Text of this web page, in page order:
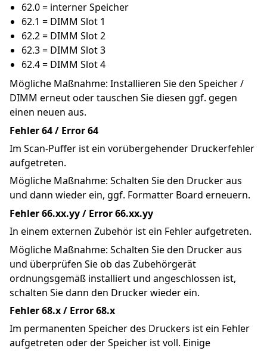
62.0 = interner Speicher
62.1 = DIMM Slot 1
62.2 = DIMM Slot 2
62.3 = DIMM Slot 3
62.4 = DIMM Slot 4
Mögliche Maßnahme: Installieren Sie den Speicher /
DIMM erneut oder tauschen Sie diesen ggf. gegen
einen neuen aus.
Fehler 64 / Error 64
Im Scan-Puffer ist ein vorübergehender Druckerfehler
aufgetreten.
Mögliche Maßnahme: Schalten Sie den Drucker aus
und dann wieder ein, ggf. Formatter Board erneuern.
Fehler 66.xx.yy / Error 66.xx.yy
In einem externen Zubehör ist ein Fehler aufgetreten.
Mögliche Maßnahme: Schalten Sie den Drucker aus
und überprüfen Sie ob das Zubehörgerät
ordnungsgemäß installiert und angeschlossen ist,
schalten Sie dann den Drucker wieder ein.
Fehler 68.x / Error 68.x
Im permanenten Speicher des Druckers ist ein Fehler
aufgetreten oder der Speicher ist voll. Einige